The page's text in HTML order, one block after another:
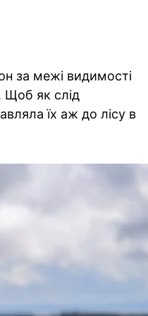
за межі видимості
Щоб як слід
їх аж до лісу в